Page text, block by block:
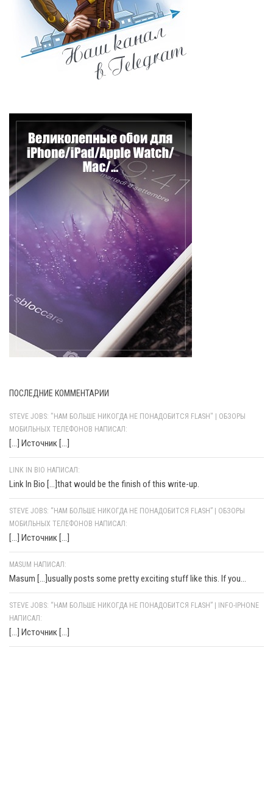
ПОСЛЕДНИЕ КОММЕНТАРИИ
STEVE JOBS: "НАМ БОЛЬШЕ НИКОГДА НЕ ПОНАДОБИТСЯ FLASH" | ОБЗОРЫ
МОБИЛЬНЫХ ТЕЛЕФОНОВ НАПИСАЛ:
[…] Источник […]
LINK IN BIO НАПИСАЛ:
Link In Bio [...]that would be the finish of this write-up.
STEVE JOBS: “НАМ БОЛЬШЕ НИКОГДА НЕ ПОНАДОБИТСЯ FLASH” | ОБЗОРЫ
МОБИЛЬНЫХ ТЕЛЕФОНОВ НАПИСАЛ:
[…] Источник […]
MASUM НАПИСАЛ:
Masum [...]usually posts some pretty exciting stuff like this. If you...
STEVE JOBS: “НАМ БОЛЬШЕ НИКОГДА НЕ ПОНАДОБИТСЯ FLASH” | INFO-IPHONE
НАПИСАЛ:
[…] Источник […]